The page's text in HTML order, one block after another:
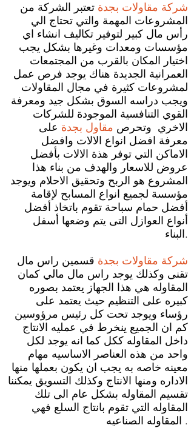
شركة مقاولات بجدة تعتبر الشركة من
المشروعات المهمة والتي تحتاج الي
رأس مال كبير لتوفير تكاليف انشاء اي
مؤسسات ومعدات وغيرها بشكل يجب
اختيار المكان بالقرب من المجتمعات
العمرانية الجديدة هناك يوجد فرص عمل
لمشروعات كثيرة في مجال المقاولات
ويجب دراسه السوق بشكل جيد ومعرفة
القوي التنافسية الموجودة للشركات
الاخري وتحرص مقاول بجدة على
معرفة افضل انواع الالات وافضل
الاماكن التي توفر هذة الالات بأفضل
عروض للاسعار والهدف من بناء هذا
المشروع هو الربح وتحقيق الاحلام ويوجد
مؤسسة لجميع انواع المسابح لإقامة
أفضل حمام سباحة تقوم باتخاذ أفضل
أنواع العوازل التى يتم وضعها أسفل
البناء.
شركة مقاولات بجدة قسمين راس مال
تقنى وكذلك يوجد راس مال مالي كمان
المقاوله هي هذا الجهاز يعتمد بصوره
كبيره على التنظيم حيث يعتمد على
رؤساء ويوجد تحت كل رئيس مرؤوسين
كم ان الجميع ينخرط في عمليه الانتاج
داخل المقاوله ككل كما انه يوجد لكل
واحد من هذه العناصر الاساسيه مهام
معينه خاصه به يجب ان يكون بعملها منها
الاداره ومنها الانتاج وكذلك التسويق يمكننا
تقسيم المقاوله بشكل عام الى تلك
المقاوله التي تقوم بانتاج السلع فهي
المقاوله الصناعيه .